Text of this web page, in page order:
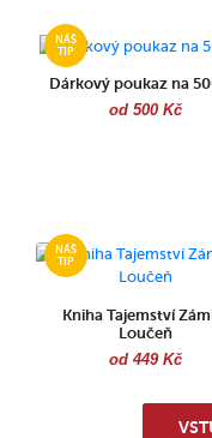
Dárkový poukaz na
od 500 Kč
Kniha Tajemství
Loučeň
od 449 Kč